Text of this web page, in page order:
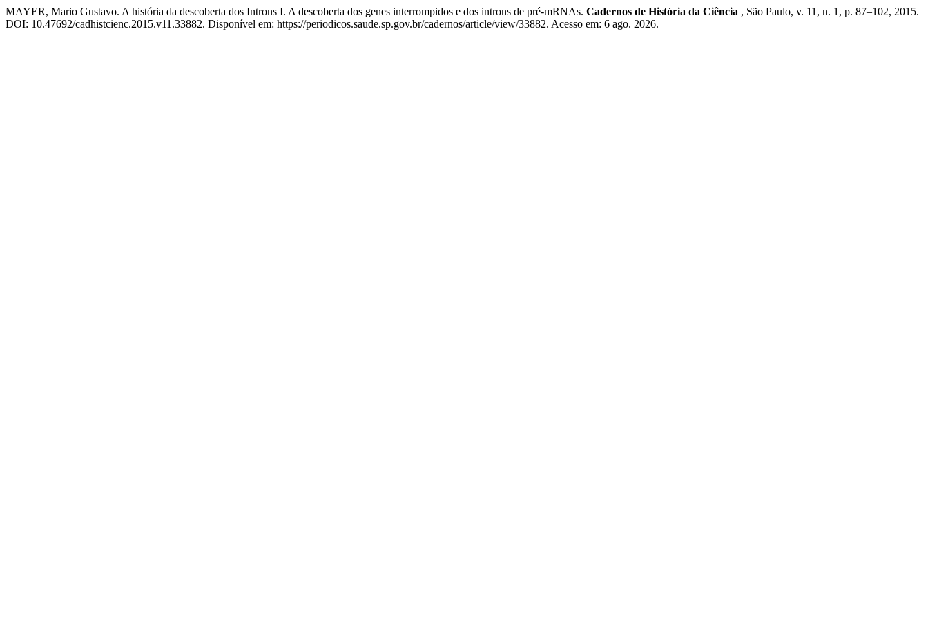
MAYER, Mario Gustavo. A história da descoberta dos Introns I. A descoberta dos genes interrompidos e dos introns de pré-mRNAs. Cadernos de História da Ciência , São Paulo, v. 11, n. 1, p. 87–102, 2015.
DOI: 10.47692/cadhistcienc.2015.v11.33882. Disponível em: https://periodicos.saude.sp.gov.br/cadernos/article/view/33882. Acesso em: 6 ago. 2026.